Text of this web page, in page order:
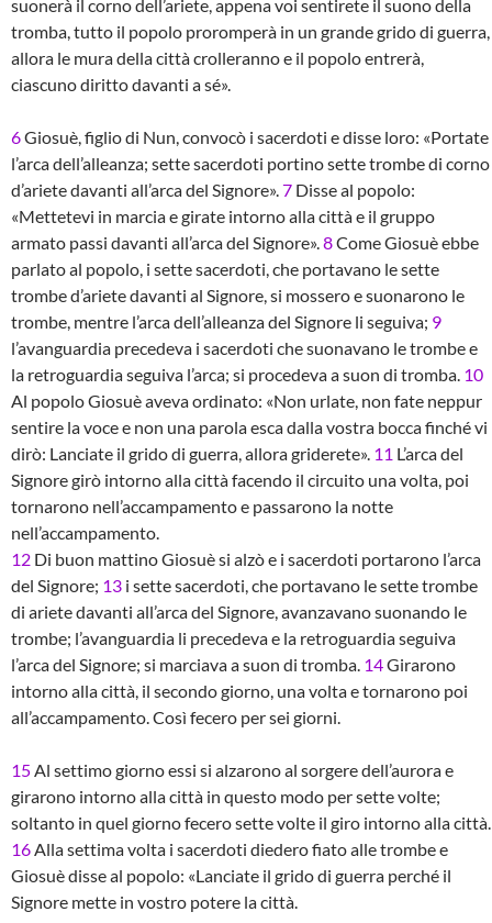
suonerà il corno dell’ariete, appena voi sentirete il suono della
tromba, tutto il popolo proromperà in un grande grido di guerra,
allora le mura della città crolleranno e il popolo entrerà,
ciascuno diritto davanti a sé».
6Giosuè, figlio di Nun, convocò i sacerdoti e disse loro: «Portate
l’arca dell’alleanza; sette sacerdoti portino sette trombe di corno
d’ariete davanti all’arca del Signore».7 Disse al popolo:
«Mettetevi in marcia e girate intorno alla città e il gruppo
armato passi davanti all’arca del Signore».8Come Giosuè ebbe
parlato al popolo, i sette sacerdoti, che portavano le sette
trombe d’ariete davanti al Signore, si mossero e suonarono le
trombe, mentre l’arca dell’alleanza del Signore li seguiva; 9
l’avanguardia precedeva i sacerdoti che suonavano le trombe e
la retroguardia seguiva l’arca; si procedeva a suon di tromba. 10
Al popolo Giosuè aveva ordinato: «Non urlate, non fate neppur
sentire la voce e non una parola esca dalla vostra bocca finché vi
dirò: Lanciate il grido di guerra, allora griderete». 11 L’arca del
Signore girò intorno alla città facendo il circuito una volta, poi
tornarono nell’accampamento e passarono la notte
nell’accampamento.
12 Di buon mattino Giosuè si alzò e i sacerdoti portarono l’arca
del Signore; 13 i sette sacerdoti, che portavano le sette trombe
di ariete davanti all’arca del Signore, avanzavano suonando le
trombe; l’avanguardia li precedeva e la retroguardia seguiva
l’arca del Signore; si marciava a suon di tromba. 14Girarono
intorno alla città, il secondo giorno, una volta e tornarono poi
all’accampamento. Così fecero per sei giorni.
15Al settimo giorno essi si alzarono al sorgere dell’aurora e
girarono intorno alla città in questo modo per sette volte;
soltanto in quel giorno fecero sette volte il giro intorno alla città.
16Alla settima volta i sacerdoti diedero fiato alle trombe e
Giosuè disse al popolo: «Lanciate il grido di guerra perché il
Signore mette in vostro potere la città.